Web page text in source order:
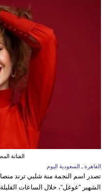
الفنانة
القاهرة ـ السعودية اليوم
تصدر اسم النجمة منة شلبي ترند
الشهير "غوغل"، خلال الساعات